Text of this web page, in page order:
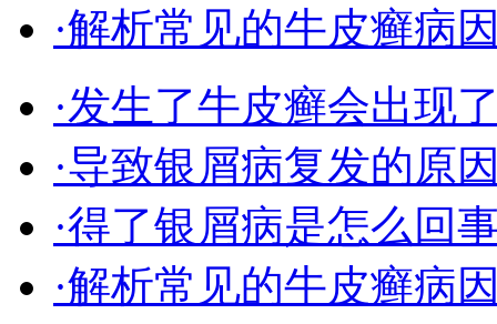
·解析常见的牛皮癣病
·发生了牛皮癣会出现
·导致银屑病复发的原
·得了银屑病是怎么回
·解析常见的牛皮癣病